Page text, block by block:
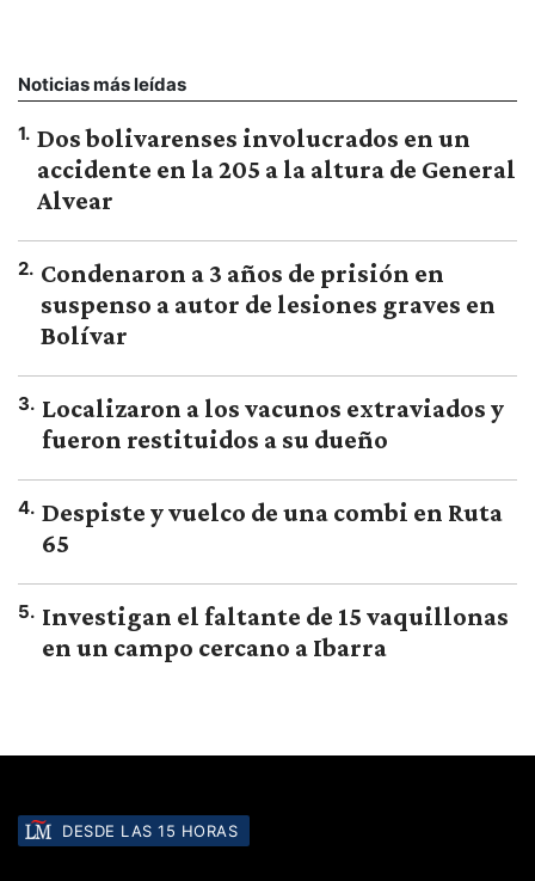
Noticias más leídas
1. Dos bolivarenses involucrados en un
accidente en la 205 a la altura de General
Alvear
2. Condenaron a 3 años de prisión en
suspenso a autor de lesiones graves en
Bolívar
3. Localizaron a los vacunos extraviados y
fueron restituidos a su dueño
4. Despiste y vuelco de una combi en Ruta
65
5. Investigan el faltante de 15 vaquillonas
en un campo cercano a Ibarra
DESDE LAS 15 HORAS